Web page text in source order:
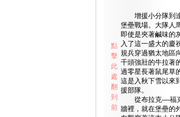
增援小分隊到達
堡壘戰場。大隊人
即使是夾著鹹味的
入了這一盛大的慶
規兵穿過猶太地區
千頭強壯的牛拉著
過零星長著鼠尾草
這是入秋下雪以來
援部隊。
從布拉克——福克
牆裡，就在堡壘的
點
擊
此
處
翻
到
前